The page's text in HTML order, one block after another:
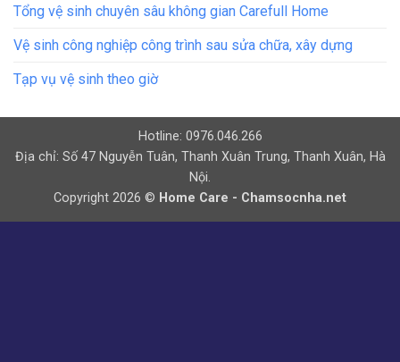
Tổng vệ sinh chuyên sâu không gian Carefull Home
Vệ sinh công nghiệp công trình sau sửa chữa, xây dựng
Tạp vụ vệ sinh theo giờ
Hotline: 0976.046.266
Địa chỉ: Số 47 Nguyễn Tuân, Thanh Xuân Trung, Thanh Xuân, Hà
Nội.
Copyright 2026 © Home Care - Chamsocnha.net